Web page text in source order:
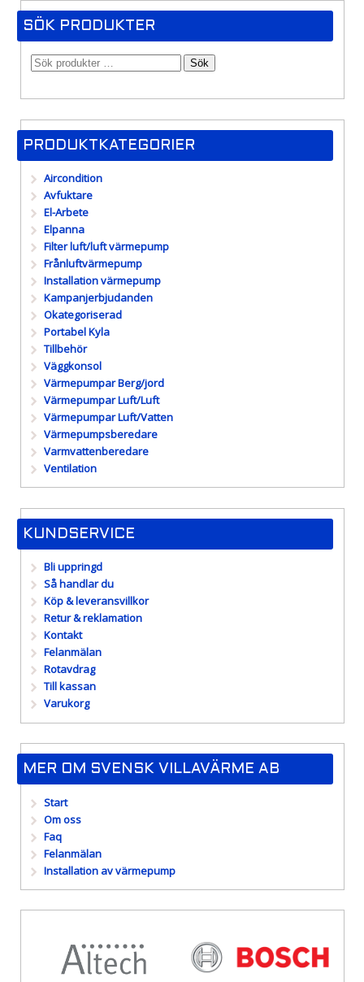
SÖK PRODUKTER
Sök
PRODUKTKATEGORIER
Aircondition
Avfuktare
El-Arbete
Elpanna
Filter luft/luft värmepump
Frånluftvärmepump
Installation värmepump
Kampanjerbjudanden
Okategoriserad
Portabel Kyla
Tillbehör
Väggkonsol
Värmepumpar Berg/jord
Värmepumpar Luft/Luft
Värmepumpar Luft/Vatten
Värmepumpsberedare
Varmvattenberedare
Ventilation
KUNDSERVICE
Bli uppringd
Så handlar du
Köp & leveransvillkor
Retur & reklamation
Kontakt
Felanmälan
Rotavdrag
Till kassan
Varukorg
MER OM SVENSK VILLAVÄRME AB
Start
Om oss
Faq
Felanmälan
Installation av värmepump